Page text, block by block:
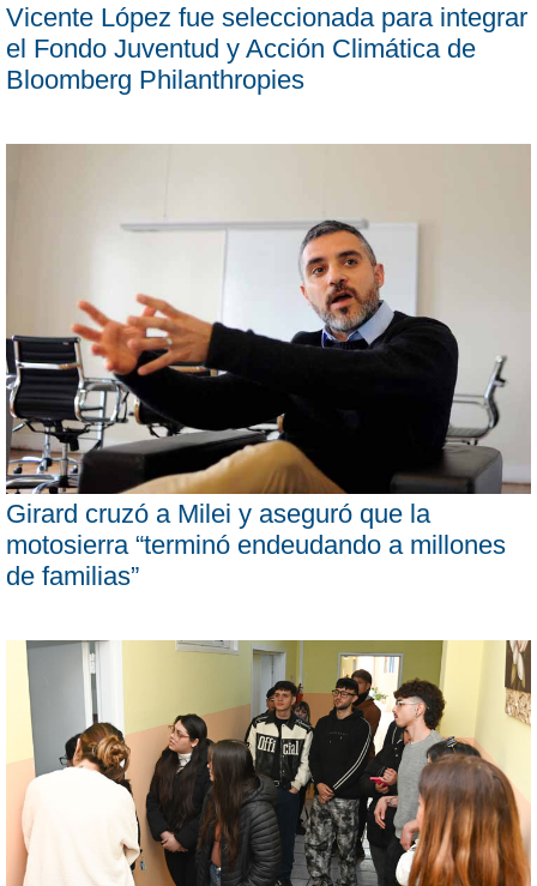
Vicente López fue seleccionada para integrar
el Fondo Juventud y Acción Climática de
Bloomberg Philanthropies
Girard cruzó a Milei y aseguró que la
motosierra “terminó endeudando a millones
de familias”